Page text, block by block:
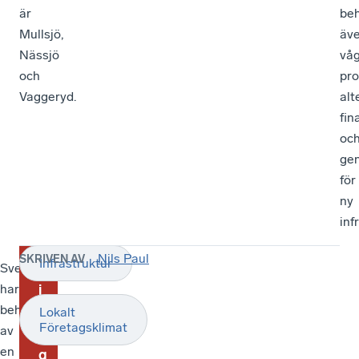
är
Mullsjö,
Nässjö
och
Vaggeryd.
för
ny
Sverige
har
behov
av
en
Anna
Gillek,
regionchef
Jönköping
T
i
d
i
g
Infrastruktur
Lokalt
Företagsklimat
SKRIVEN AV Nils Paul